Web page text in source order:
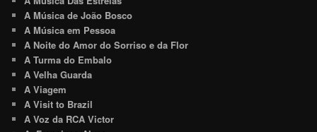
A Música de João Bosco
A Música em Pessoa
A Noite do Amor do Sorriso e da Flor
A Turma do Embalo
A Velha Guarda
A Viagem
A Visit to Brazil
A Voz da RCA Victor